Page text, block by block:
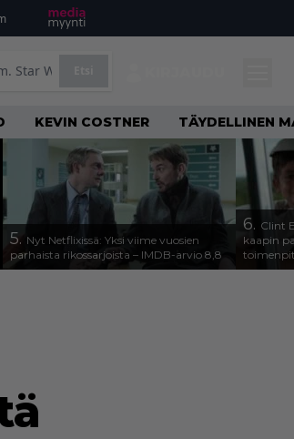
KEVIN COSTNER TÄYDELLINEN
5. Nyt Netflixissä: Yksi viime vuosien
parhaista rikossarjoista – IMDB-arvio 8,8
6. Clint
kaapin